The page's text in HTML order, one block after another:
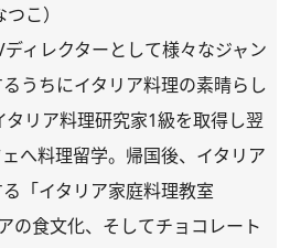
こ）
ィレクターとして様々なジャン
うちにイタリア料理の素晴らし
リア料理研究家1級を取得し翌
へ料理留学。帰国後、イタリア
「イタリア家庭料理教室
の食文化、そしてチョコレート